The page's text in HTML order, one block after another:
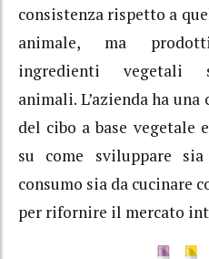
consistenza rispetto a
animale, ma
ingredienti vegetali
animali. L’azienda ha
del cibo a base vegetale
su come sviluppare
consumo sia da cucinare
per rifornire il mercato